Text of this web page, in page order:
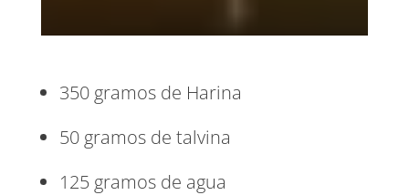
350 gramos de Harina
50 gramos de talvina
125 gramos de agua